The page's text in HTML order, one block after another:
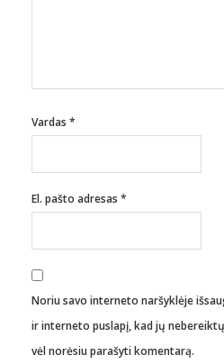
Vardas *
El. pašto adresas *
Noriu savo interneto naršyklėje
ir interneto puslapį, kad jų
vėl norėsiu parašyti komentarą.